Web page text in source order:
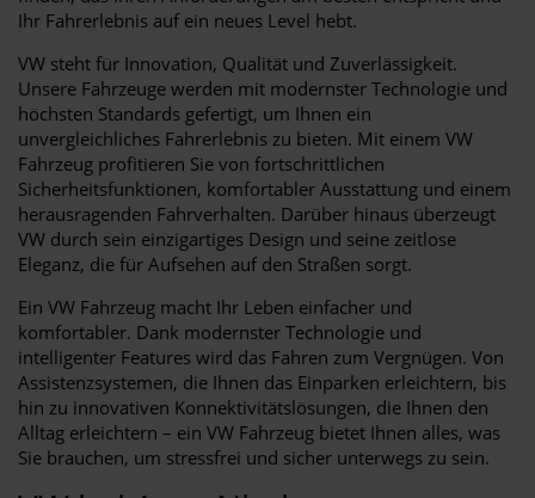
Ihr Fahrerlebnis auf ein neues Level hebt.
VW steht für Innovation, Qualität und Zuverlässigkeit.
Unsere Fahrzeuge werden mit modernster Technologie und
höchsten Standards gefertigt, um Ihnen ein
unvergleichliches Fahrerlebnis zu bieten. Mit einem VW
Fahrzeug profitieren Sie von fortschrittlichen
Sicherheitsfunktionen, komfortabler Ausstattung und einem
herausragenden Fahrverhalten. Darüber hinaus überzeugt
VW durch sein einzigartiges Design und seine zeitlose
Eleganz, die für Aufsehen auf den Straßen sorgt.
Ein VW Fahrzeug macht Ihr Leben einfacher und
komfortabler. Dank modernster Technologie und
intelligenter Features wird das Fahren zum Vergnügen. Von
Assistenzsystemen, die Ihnen das Einparken erleichtern, bis
hin zu innovativen Konnektivitätslösungen, die Ihnen den
Alltag erleichtern – ein VW Fahrzeug bietet Ihnen alles, was
Sie brauchen, um stressfrei und sicher unterwegs zu sein.